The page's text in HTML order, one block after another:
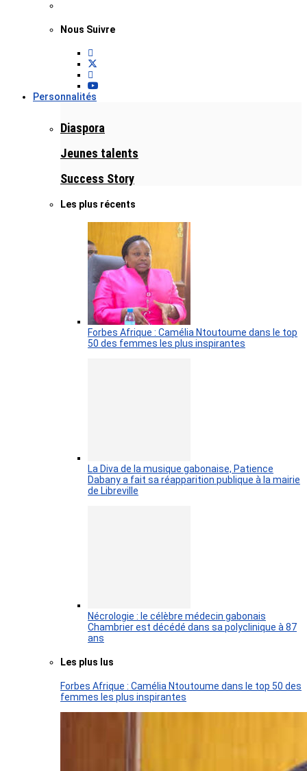
Nous Suivre
Personnalités
Diaspora
Jeunes talents
Success Story
Les plus récents
Forbes Afrique : Camélia Ntoutoume dans le top
50 des femmes les plus inspirantes
La Diva de la musique gabonaise, Patience
Dabany a fait sa réapparition publique à la mairie
de Libreville
Nécrologie : le célèbre médecin gabonais
Chambrier est décédé dans sa polyclinique à 87
ans
Les plus lus
Forbes Afrique : Camélia Ntoutoume dans le top 50 des
femmes les plus inspirantes